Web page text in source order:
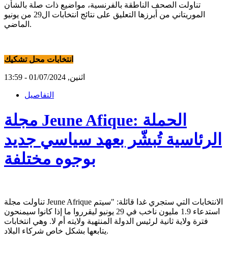
تناولت الصحف الناطقة بالفرنسية، مواضيع ذات صلة بالشأن
الموريتاني من أبرزها التعليق على نتائج انتخابات ال29 من يونيو
الماضي.
انتخابات محل تشكيك
اثنين, 01/07/2024 - 13:59
التفاصيل
مجلة Jeune Afique: الحملة
الرئاسية تُبشّر بعهد سياسي جديد
بوجوه مختلفة
تناولت مجلة Jeune Afrique الانتخابات التي ستجري غدا قائلة: "سيتم
استدعاء 1.9 مليون ناخب في 29 يونيو ليقرروا ما إذا كانوا سيمنحون
فترة ولاية ثانية لرئيس الدولة المنتهية ولايته أم لا. وهي انتخابات
يتابعها بشكل خاص شركاء البلاد.